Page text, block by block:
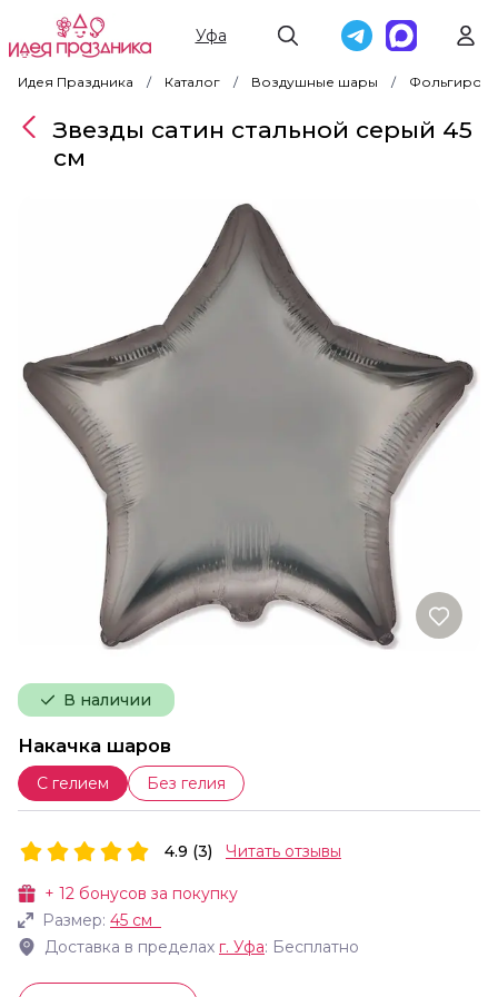
Уфа
Идея Праздника Каталог Воздушные шары
В наличии
Накачка шаров
С гелием Без гелия
Звезды сатин стальной серый 45
см
+ 12 бонусов за покупку
Размер: 45 см
Доставка в пределах г. Уфа: Бесплатно
4.9 (3) Читать отзывы